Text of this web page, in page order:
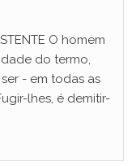
O homem
do termo,
- em todas as
lhes, é demitir-